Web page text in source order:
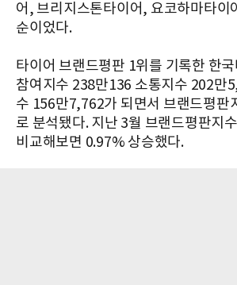
어, 브리지스톤타이어, 요코하마타이
순이었다.
타이어 브랜드평판 1위를 기록한 한
참여지수 238만136 소통지수 202만
수 156만7,762가 되면서 브랜드평판
로 분석됐다. 지난 3월 브랜드평판지
비교해보면 0.97% 상승했다.​